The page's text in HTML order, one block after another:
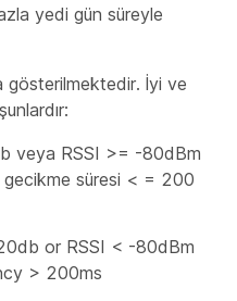
yedi gün süreyle
gösterilmektedir. İyi ve
veya RSSI >= -80dBm
süresi < = 200
or RSSI < -80dBm
> 200ms